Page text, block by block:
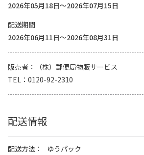
2026年05月18日～2026年07月15日
配送期間
2026年06月11日～2026年08月31日
販売者
（株）郵便局物販サービス
TEL
0120-92-2310
配送情報
配送方法
ゆうパック